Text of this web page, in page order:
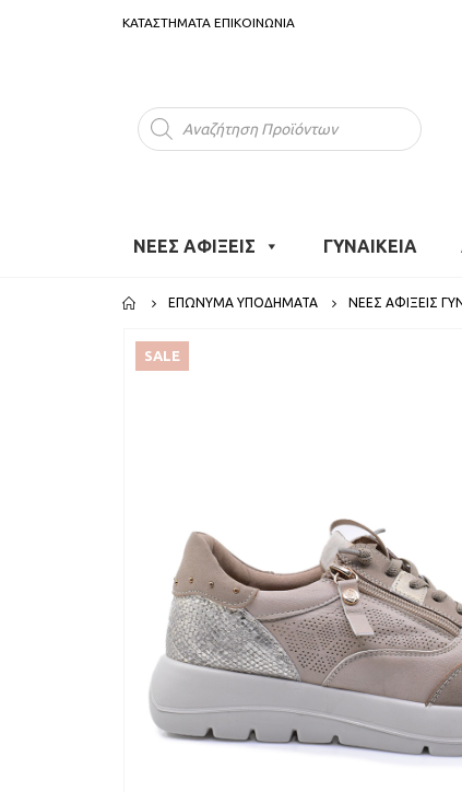
ΚΑΤΑΣΤΗΜΑΤΑ ΕΠΙΚΟΙΝΩΝΙΑ
Products
search
ΝΕΕΣ ΑΦΙΞΕΙΣ ΓΥΝΑΙΚΕΙΑ
ΕΠΏΝΥΜΑ ΥΠΟΔΉΜΑΤΑ ΝΈΕΣ ΑΦΊΞΕΙΣ
SALE